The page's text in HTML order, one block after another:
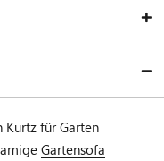
Kurtz für Garten
Gartensofa